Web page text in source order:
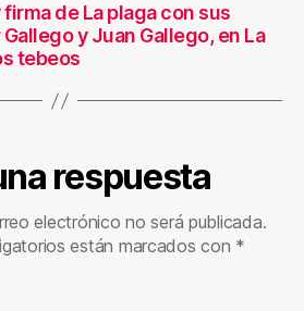
de La plaga con sus
y Juan Gallego, en La
tebeos
respuesta
electrónico no será publicada.
están marcados con *